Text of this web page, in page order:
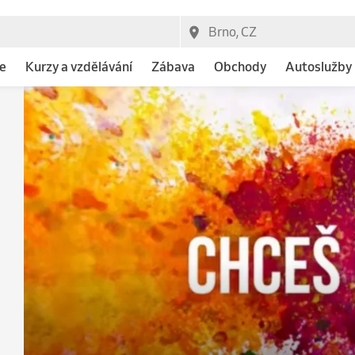
Kurzy a vzdělávání Zábava Obchody Autoslužby